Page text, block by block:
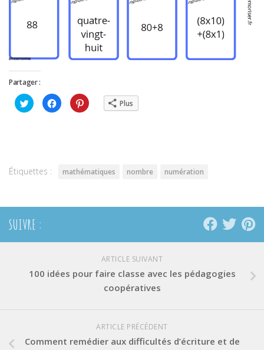
Partager :
Cliquez
pour
partager
Cliquez
pour
partager
Cliquez
pour Plus
Étiquettes : mathématiques nombre numération
SUIVRE :
ARTICLE SUIVANT
100 idées pour faire classe avec les pédagogies
coopératives
ARTICLE PRÉCÉDENT
Comment remédier aux difficultés d’écriture et de